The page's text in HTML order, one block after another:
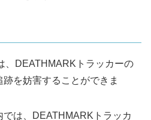
、DEATHMARKトラッカーの
跡を妨害することができま
では、DEATHMARKトラッカ